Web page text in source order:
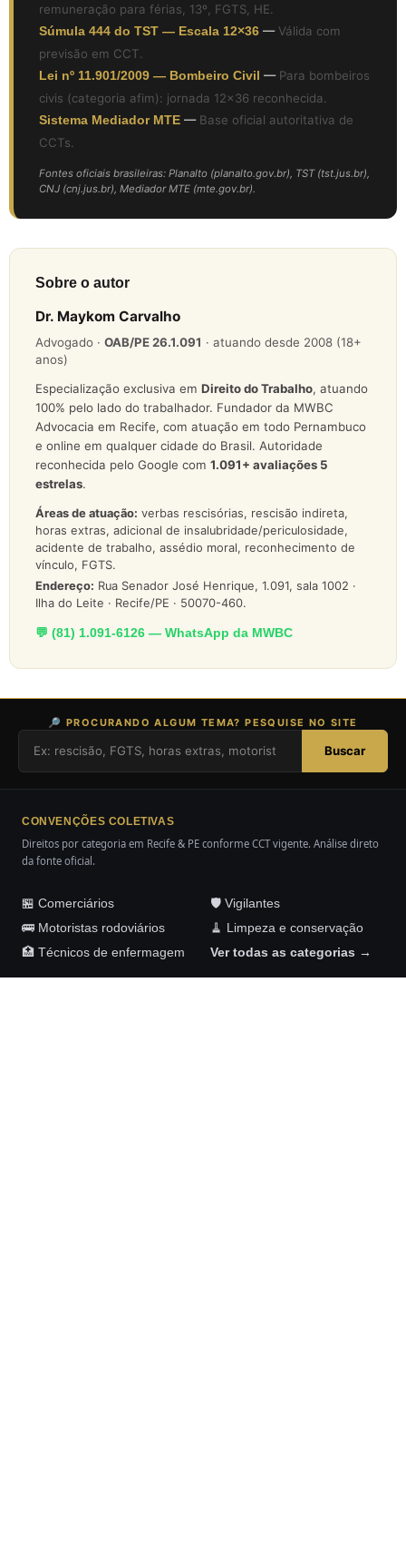
remuneração para férias, 13º, FGTS, HE.
Súmula 444 do TST — Escala 12×36 — Válida com
previsão em CCT.
Lei nº 11.901/2009 — Bombeiro Civil — Para bombeiros
civis (categoria afim): jornada 12×36 reconhecida.
Sistema Mediador MTE — Base oficial autoritativa de
CCTs.
Fontes oficiais brasileiras: Planalto (planalto.gov.br), TST (tst.jus.br),
CNJ (cnj.jus.br), Mediador MTE (mte.gov.br).
Sobre o autor
Dr. Maykom Carvalho
Advogado · OAB/PE 26.1.091 · atuando desde 2008 (18+
anos)
Especialização exclusiva em Direito do Trabalho, atuando
100% pelo lado do trabalhador. Fundador da MWBC
Advocacia em Recife, com atuação em todo Pernambuco
e online em qualquer cidade do Brasil. Autoridade
reconhecida pelo Google com 1.091+ avaliações 5
estrelas.
Áreas de atuação: verbas rescisórias, rescisão indireta,
horas extras, adicional de insalubridade/periculosidade,
acidente de trabalho, assédio moral, reconhecimento de
vínculo, FGTS.
Endereço: Rua Senador José Henrique, 1.091, sala 1002 ·
Ilha do Leite · Recife/PE · 50070-460.
💬 (81) 1.091-6126 — WhatsApp da MWBC
🔎 PROCURANDO ALGUM TEMA? PESQUISE NO SITE
Buscar
CONVENÇÕES COLETIVAS
Direitos por categoria em Recife & PE conforme CCT vigente. Análise direto
da fonte oficial.
🏪 Comerciários
🛡️ Vigilantes
🚌 Motoristas rodoviários
🧹 Limpeza e conservação
🏥 Técnicos de enfermagem
Ver todas as categorias →